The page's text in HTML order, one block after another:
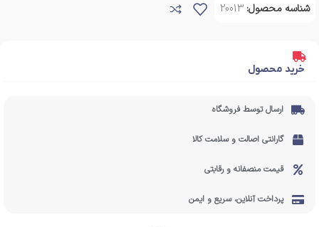
شناسه محصول: 20013
خرید محصول
ارسال توسط فروشگاه
گارانتی اصالت و سلامت کالا
قیمت منصفانه و رقابتی
پرداخت آنلاین، سریع و ایمن